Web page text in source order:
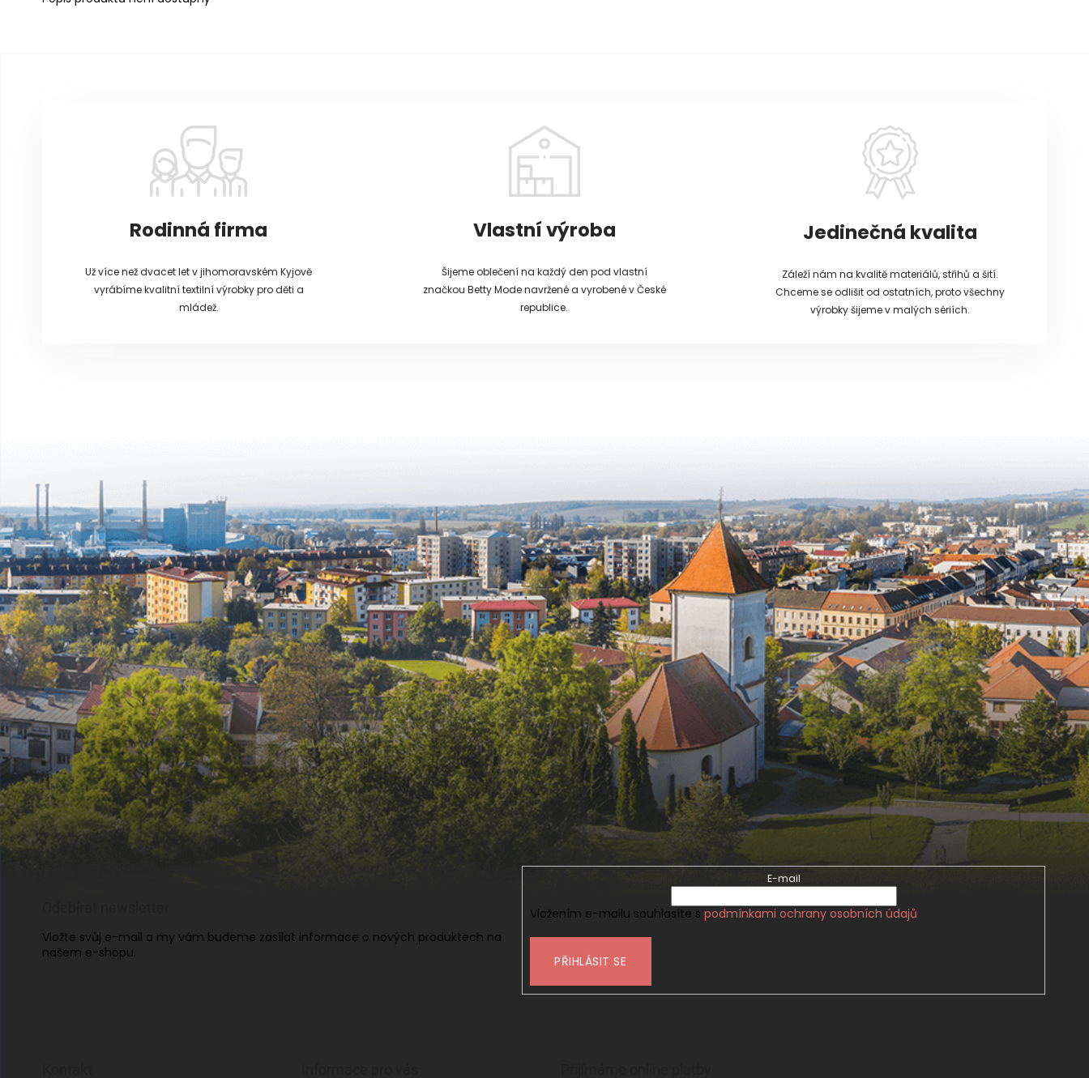
Rodinná firma
Už více než dvacet let v jihomoravském Kyjově
vyrábíme kvalitní textilní výrobky pro děti a
mládež.
Vlastní výroba
Šijeme oblečení na každý den pod vlastní
značkou Betty Mode navržené a vyrobené v České
republice.
Jedinečná kvalita
Záleží nám na kvalitě materiálů, střihů a šití.
Chceme se odlišit od ostatních, proto všechny
výrobky šijeme v malých sériích.
Vložte svůj e-mail a my vám budeme zasílat informace o nových produktech na
našem e-shopu.
E-mail
Vložením e-mailu souhlasíte s podmínkami ochrany osobních údajů
PŘIHLÁSIT SE